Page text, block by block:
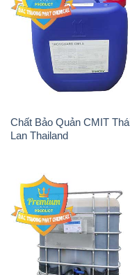
Chất Bảo Quản CMIT
Lan Thailand